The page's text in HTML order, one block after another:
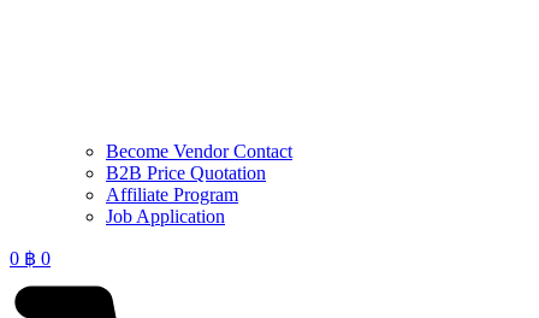
Become Vendor Contact
B2B Price Quotation
Affiliate Program
Job Application
0 ฿ 0